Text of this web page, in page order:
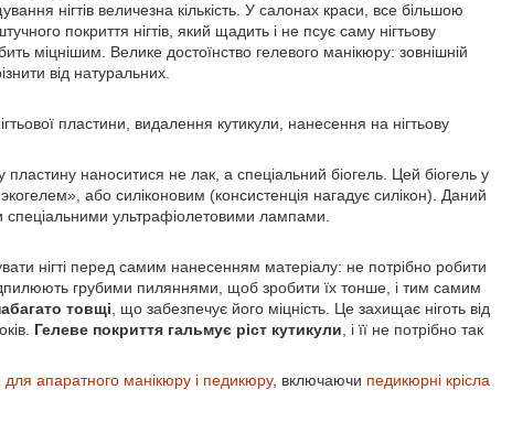
нігтів величезна кількість. У салонах краси, все більшою
покриття нігтів, який щадить і не псує саму нігтьову
міцнішим. Велике достоїнство гелевого манікюру: зовнішній
від натуральних.
пластини, видалення кутикули, нанесення на нігтьову
пластину наноситися не лак, а спеціальний біогель. Цей біогель у
або силіконовим (консистенція нагадує силікон). Даний
ультрафіолетовими лампами.
нігті перед самим нанесенням матеріалу: не потрібно робити
грубими пиляннями, щоб зробити їх тонше, і тим самим
товщі , що забезпечує його міцність. Це захищає ніготь від
Гелеве покриття гальмує ріст кутикули , і її не потрібно так
для апаратного манікюру і педикюру, включаючи педикюрні крісла